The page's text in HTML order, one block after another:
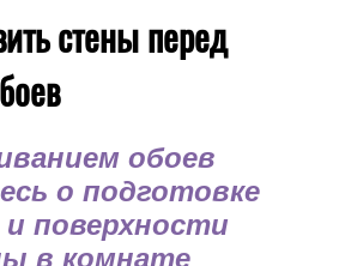
стены перед
обоев
о подготовке
поверхности
в комнате